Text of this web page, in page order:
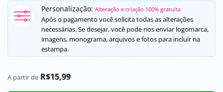
Personalização: Alteração e criação 100% gratuita
Após o pagamento você solicita todas as alterações
necessárias. Se desejar, você pode nos enviar logomarca,
imagens, monograma, arquivos e fotos para incluir na
estampa.
A partir de R$15,99